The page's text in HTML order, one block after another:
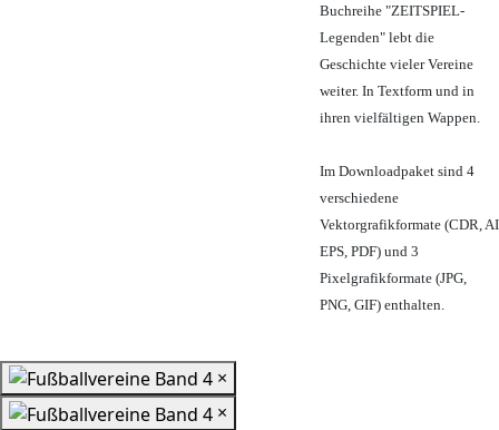
Buchreihe "ZEITSPIEL-
Legenden" lebt die
Geschichte vieler Vereine
weiter. In Textform und in
ihren vielfältigen Wappen.
Im Downloadpaket sind 4
verschiedene
Vektorgrafikformate (CDR, AI
EPS, PDF) und 3
Pixelgrafikformate (JPG,
PNG, GIF) enthalten.
×
×